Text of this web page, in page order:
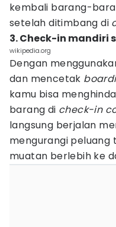
kembali barang-
setelah ditimbang di
3. Check-in mandiri
wikipedia.org
Dengan
dan mencetak
kamu bisa
barang di check-in
langsung berjalan
mengurangi
muatan berlebih ke